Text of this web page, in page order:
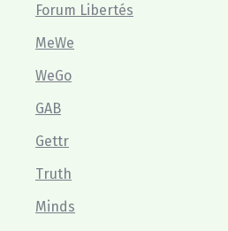
Forum Libertés
MeWe
WeGo
GAB
Gettr
Truth
Minds